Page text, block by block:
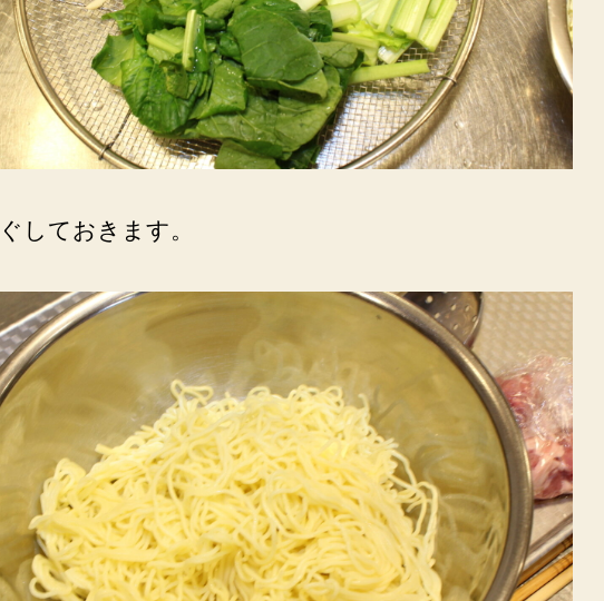
しておきます。